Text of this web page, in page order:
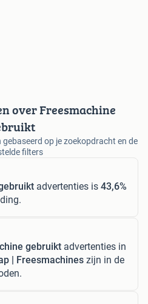
over Freesmachine
op je zoekopdracht en de
filters
advertenties is 43,6%
gebruikt advertenties in
| Freesmachines zijn in de